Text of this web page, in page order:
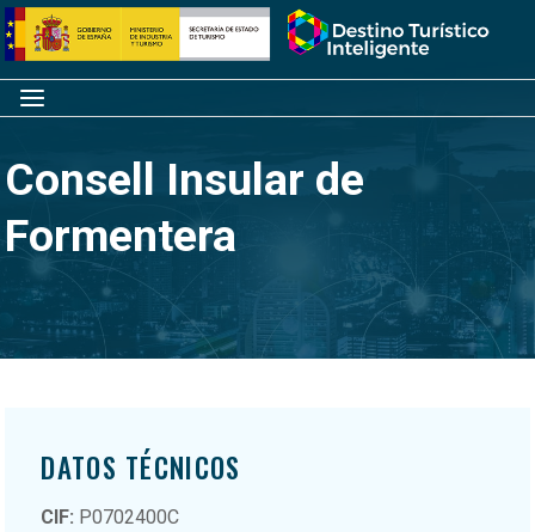
Saltar
al
contenido
Inicio
Menú
Consell Insular de
Formentera
DATOS TÉCNICOS
CIF: P0702400C